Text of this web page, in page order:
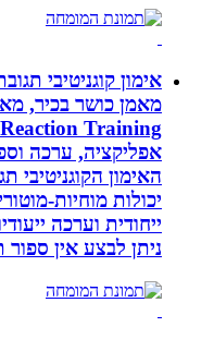
אימון קוגניטיבי תגובתי
מאמן כושר בכיר, מאמן
אפליקציה, ערכה וספר
האימון הקוגניטיבי
יכולות מוחיות-
ניתן לבצע אין ספור